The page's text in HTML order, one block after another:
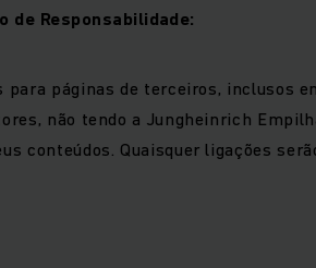
de Responsabilidade:
para páginas de terceiros, inclusos
não tendo a Jungheinrich
conteúdos. Quaisquer ligações